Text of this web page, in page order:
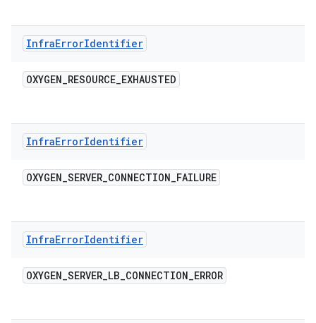
InfraErrorIdentifier
OXYGEN_RESOURCE_EXHAUSTED
InfraErrorIdentifier
OXYGEN_SERVER_CONNECTION_FAILURE
InfraErrorIdentifier
OXYGEN_SERVER_LB_CONNECTION_ERROR